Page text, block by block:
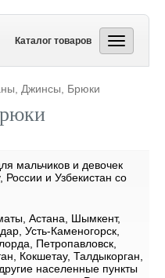
Каталог товаров
Джинсы, Брюки
мальчиков и девочек
России и Узбекистан со
Астана, Шымкент,
Усть-Каменогорск,
Петропавловск,
Кокшетау, Талдыкорган,
населенные пункты